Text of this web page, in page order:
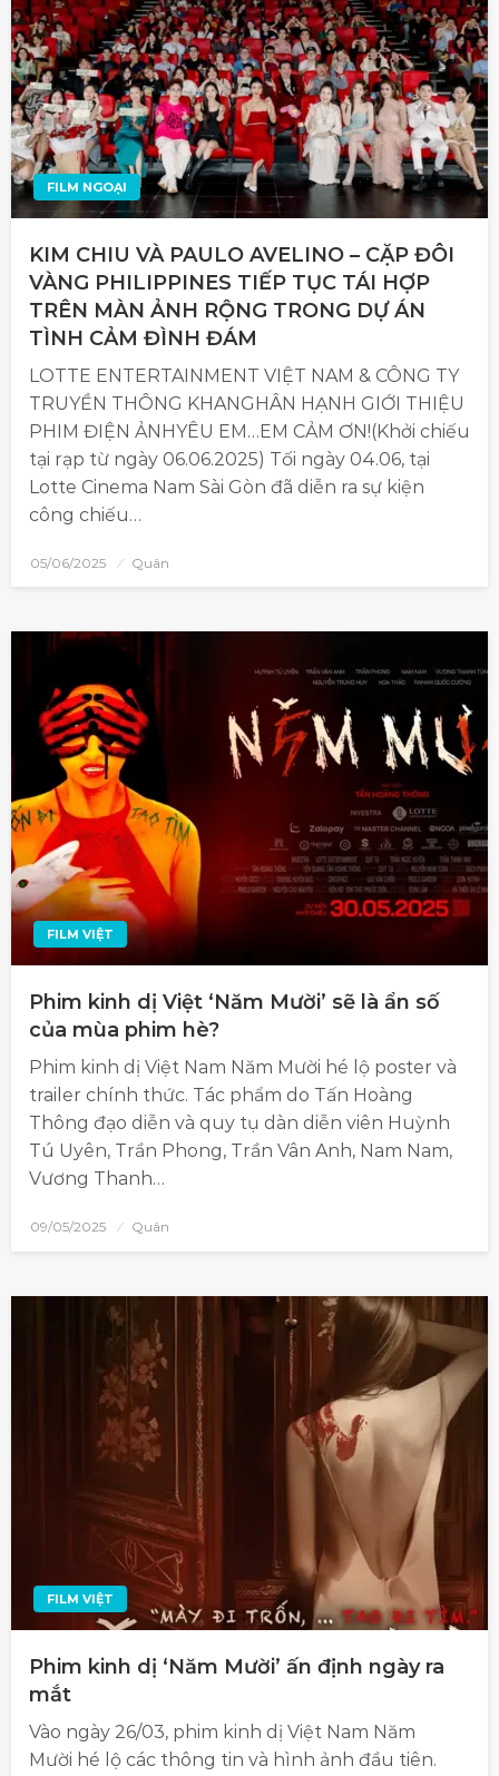
FILM NGOẠI
KIM CHIU VÀ PAULO AVELINO – CẶP ĐÔI
VÀNG PHILIPPINES TIẾP TỤC TÁI HỢP
TRÊN MÀN ẢNH RỘNG TRONG DỰ ÁN
TÌNH CẢM ĐÌNH ĐÁM
LOTTE ENTERTAINMENT VIỆT NAM & CÔNG TY
TRUYỀN THÔNG KHANGHÂN HẠNH GIỚI THIỆU
PHIM ĐIỆN ẢNHYÊU EM…EM CẢM ƠN!(Khởi chiếu
tại rạp từ ngày 06.06.2025) Tối ngày 04.06, tại
Lotte Cinema Nam Sài Gòn đã diễn ra sự kiện
công chiếu…
05/06/2025 Quân
FILM VIỆT
Phim kinh dị Việt ‘Năm Mười’ sẽ là ẩn số
của mùa phim hè?
Phim kinh dị Việt Nam Năm Mười hé lộ poster và
trailer chính thức. Tác phẩm do Tấn Hoàng
Thông đạo diễn và quy tụ dàn diễn viên Huỳnh
Tú Uyên, Trần Phong, Trần Vân Anh, Nam Nam,
Vương Thanh…
09/05/2025 Quân
FILM VIỆT
Phim kinh dị ‘Năm Mười’ ấn định ngày ra
mắt
Vào ngày 26/03, phim kinh dị Việt Nam Năm
Mười hé lộ các thông tin và hình ảnh đầu tiên.